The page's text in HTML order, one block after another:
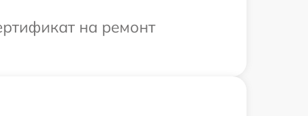
на ремонт